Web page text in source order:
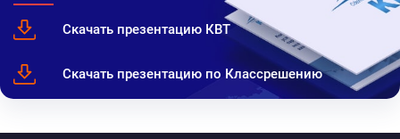
Скачать презентацию КВТ
Скачать презентацию по Классрешению